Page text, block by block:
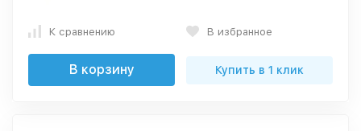
К сравнению В избранное
В корзину Купить в 1 клик